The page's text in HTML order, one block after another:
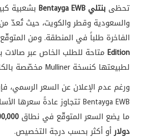
تحظى بنتلي Bentayga EWB
بشعبية
والسعودية وقطر والكويت، حيث تُعدّ من
الفاخرة طلباً في المنطقة. ومن
Edition متاحة للطلب الخاص عبر صالات
لطبيعتها كنسخة Mulliner مخصّصة بالكامل.
Bentayga EWB تتجاوز عادةً سعرها الأساسي بنسبة
ما يضع السعر المتوقّع في نطاق
دولار أو أكثر بحسب درجة التخصيص.